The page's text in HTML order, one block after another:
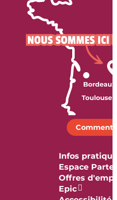
Comment
Infos pratiques
Espace
Offres
Epic